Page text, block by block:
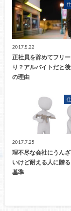
2017.8.22
正社員を辞めてフリ
り？アルバイトだと
の理由
2017.7.25
理不尽な会社にうん
いけど耐える人に贈
基準